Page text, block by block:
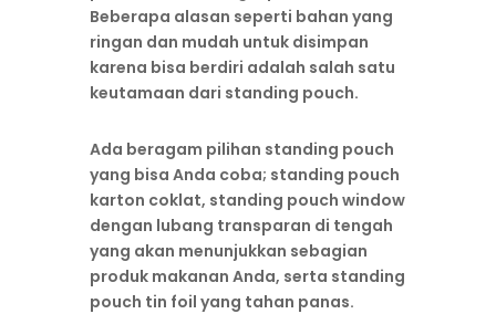
Beberapa alasan seperti bahan yang
ringan dan mudah untuk disimpan
karena bisa berdiri adalah salah satu
keutamaan dari standing pouch.
Ada beragam pilihan standing pouch
yang bisa Anda coba; standing pouch
karton coklat, standing pouch window
dengan lubang transparan di tengah
yang akan menunjukkan sebagian
produk makanan Anda, serta standing
pouch tin foil yang tahan panas.